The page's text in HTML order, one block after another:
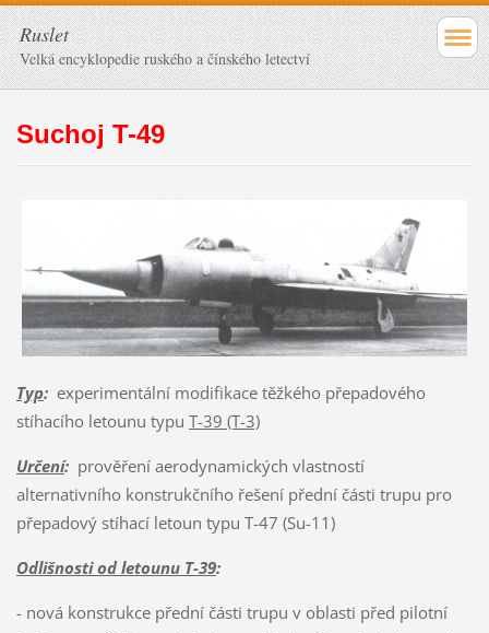
Ruslet
Velká encyklopedie ruského a čínského letectví
Suchoj T-49
Typ:experimentální modifikace těžkého přepadového
stíhacího letounu typu T-39 (T-3)
Určení:prověření aerodynamických vlastností
alternativního konstrukčního řešení přední části trupu pro
přepadový stíhací letoun typu T-47 (Su-11)
Odlišnosti od letounu T-39:
- nová konstrukce přední části trupu v oblasti před pilotní